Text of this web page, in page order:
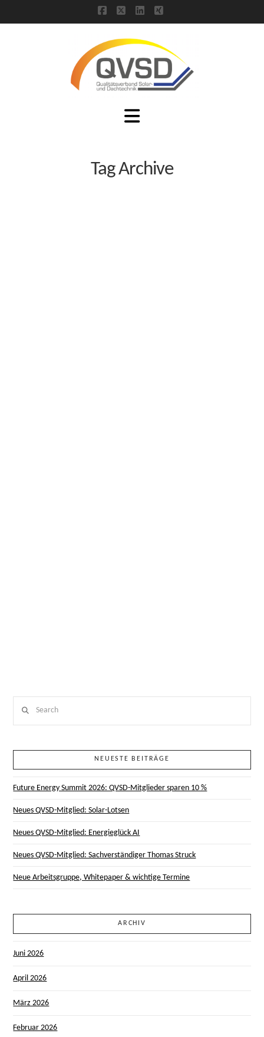
Navigation
Tag Archive
NEUESTE BEITRÄGE
Future Energy Summit 2026: QVSD-Mitglieder sparen 10 %
Neues QVSD-Mitglied: Solar-Lotsen
Neues QVSD-Mitglied: Energieglück AI
Neues QVSD-Mitglied: Sachverständiger Thomas Struck
Neue Arbeitsgruppe, Whitepaper & wichtige Termine
ARCHIV
Juni 2026
April 2026
März 2026
Februar 2026